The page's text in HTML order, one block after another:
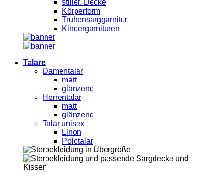
stiller. Decke
Körperform
Truhensarggarnitur
Kindergarnituren
Talare
Damentalar
matt
glänzend
Herrentalar
matt
glänzend
Talar unisex
Linon
Polotalar